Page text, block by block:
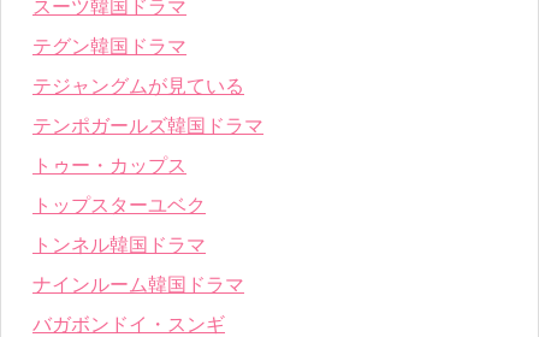
スーツ韓国ドラマ
テグン韓国ドラマ
テジャングムが見ている
テンポガールズ韓国ドラマ
トゥー・カップス
トップスターユベク
トンネル韓国ドラマ
ナインルーム韓国ドラマ
バガボンドイ・スンギ